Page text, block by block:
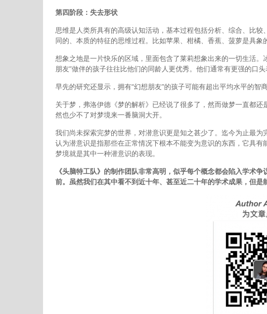
第四阶段：失去形状
思维是人类所具有的高级认知活动，基本过程包括分析、综合、比
同的、本质的特征的思维过程。比如苹果、柑橘、香蕉、菠萝是具象
想象之地是一片快乐的区域，里面包含了莱莉想象出来的一切生活
朋友”做伴的孩子往往比他们的同龄人更优秀。他们通常有更强的口
早先的研究还显示，拥有“幻想朋友”的孩子可能有超出平均水平的智
关于梦，弗洛伊德《梦的解析》已经说了很多了，然而做梦一直都
然也少不了对梦境来一番脑洞大开。
我们尚未探索完梦的世界，对潜意识更是知之甚少了。迄今为止最
认为潜意识是指那些在正常情况下根本不能变为意识的东西，它具有
梦境就是其中一种潜意识的表现。
《头脑特工队》的制作团队非常高明，似乎每个概念都会陷入学术
前。虽然我们在其中看不到近十年、甚至近二十年的学术成果，但是